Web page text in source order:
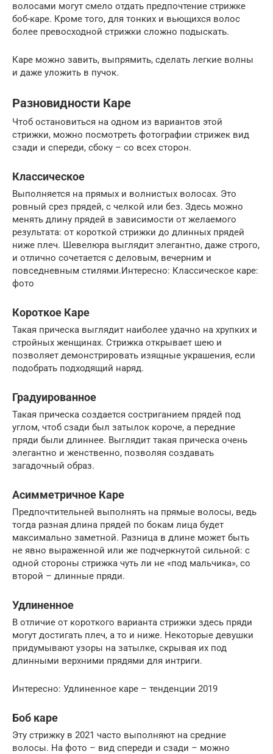
волосами могут смело отдать предпочтение стрижке
боб-каре. Кроме того, для тонких и вьющихся волос
более превосходной стрижки сложно подыскать.
Каре можно завить, выпрямить, сделать легкие волны
и даже уложить в пучок.
Разновидности Каре
Чтоб остановиться на одном из вариантов этой
стрижки, можно посмотреть фотографии стрижек вид
сзади и спереди, сбоку – со всех сторон.
Классическое
Выполняется на прямых и волнистых волосах. Это
ровный срез прядей, с челкой или без. Здесь можно
менять длину прядей в зависимости от желаемого
результата: от короткой стрижки до длинных прядей
ниже плеч. Шевелюра выглядит элегантно, даже строго,
и отлично сочетается с деловым, вечерним и
повседневным стилями.Интересно: Классическое каре:
фото
Короткое Каре
Такая прическа выглядит наиболее удачно на хрупких и
стройных женщинах. Стрижка открывает шею и
позволяет демонстрировать изящные украшения, если
подобрать подходящий наряд.
Градуированное
Такая прическа создается состриганием прядей под
углом, чтоб сзади был затылок короче, а передние
пряди были длиннее. Выглядит такая прическа очень
элегантно и женственно, позволяя создавать
загадочный образ.
Асимметричное Каре
Предпочтительней выполнять на прямые волосы, ведь
тогда разная длина прядей по бокам лица будет
максимально заметной. Разница в длине может быть
не явно выраженной или же подчеркнутой сильной: с
одной стороны стрижка чуть ли не «под мальчика», со
второй – длинные пряди.
Удлиненное
В отличие от короткого варианта стрижки здесь пряди
могут достигать плеч, а то и ниже. Некоторые девушки
придумывают узоры на затылке, скрывая их под
длинными верхними прядями для интриги.
Интересно: Удлиненное каре – тенденции 2019
Боб каре
Эту стрижку в 2021 часто выполняют на средние
волосы. На фото – вид спереди и сзади – можно